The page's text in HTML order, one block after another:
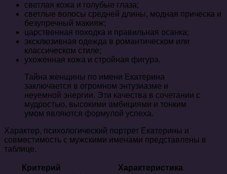
светлая кожа и голубые глаза;
светлые волосы средней длины, модная прическа и
безупречный макияж;
царственная походка и правильная осанка;
эксклюзивная одежда в романтическом или
классическом стиле;
ухоженная кожа и стройная фигура.
Тайна женщины по имени Екатерина
заключается в огромном энтузиазме и
неуемной энергии. Эти качества в сочетании с
мудростью, высокими амбициями и тонким
умом являются формулой успеха.
Характер, психологический портрет Екатерины и
совместимость с мужскими именами представлены в
таблице.
Критерий
Характеристика